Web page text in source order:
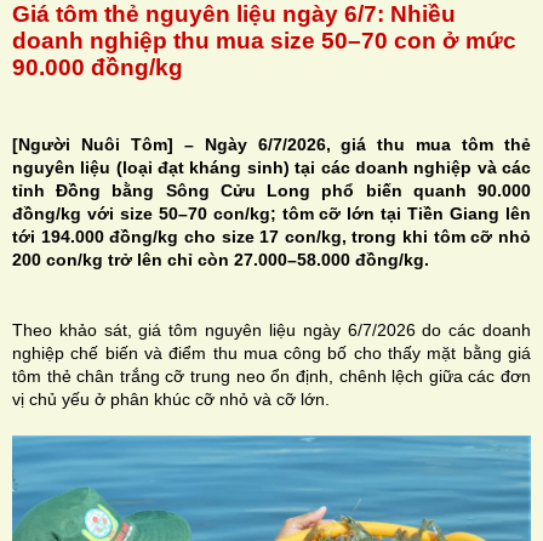
Giá tôm thẻ nguyên liệu ngày 6/7: Nhiều
doanh nghiệp thu mua size 50–70 con ở mức
90.000 đồng/kg
[Người Nuôi Tôm] –
Ngày 6/7/2026, giá thu mua tôm thẻ
nguyên liệu (loại đạt kháng sinh) tại các doanh nghiệp và các
tỉnh Đồng bằng Sông Cửu Long phổ biến quanh 90.000
đồng/kg với size 50–70 con/kg; tôm cỡ lớn tại Tiền Giang lên
tới 194.000 đồng/kg cho size 17 con/kg, trong khi tôm cỡ nhỏ
200 con/kg trở lên chỉ còn 27.000–58.000 đồng/kg.
Theo khảo sát, giá tôm nguyên liệu ngày 6/7/2026 do các doanh
nghiệp chế biến và điểm thu mua công bố cho thấy mặt bằng giá
tôm thẻ chân trắng cỡ trung neo ổn định, chênh lệch giữa các đơn
vị chủ yếu ở phân khúc cỡ nhỏ và cỡ lớn.